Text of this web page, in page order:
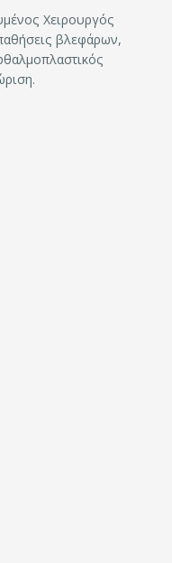
Χειρουργός
βλεφάρων,